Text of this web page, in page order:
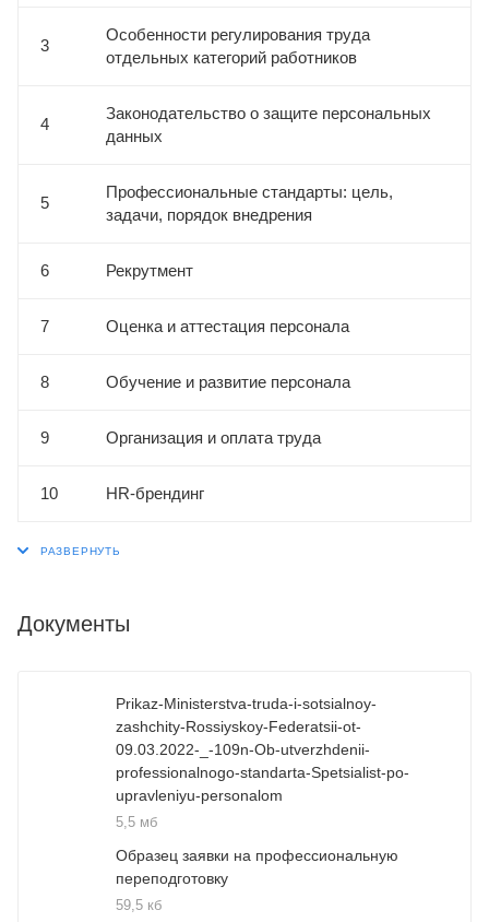
3
Особенности регулирования труда
отдельных категорий работников
4
Законодательство о защите персональных
данных
5
Профессиональные стандарты: цель,
задачи, порядок внедрения
6 Рекрутмент
7 Оценка и аттестация персонала
8 Обучение и развитие персонала
9 Организация и оплата труда
10 НR-брендинг
Документы
Prikaz-Ministerstva-truda-i-sotsialnoy-
zashchity-Rossiyskoy-Federatsii-ot-
09.03.2022-_-109n-Ob-utverzhdenii-
professionalnogo-standarta-Spetsialist-po-
upravleniyu-personalom
5,5 мб
Образец заявки на профессиональную
переподготовку
59,5 кб